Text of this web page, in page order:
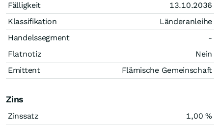
Fälligkeit
13.10.2036
Klassifikation
Länderanleihe
Handelssegment
-
Flatnotiz
Nein
Emittent
Flämische Gemeinschaft
Zins
Zinssatz 1,00 %